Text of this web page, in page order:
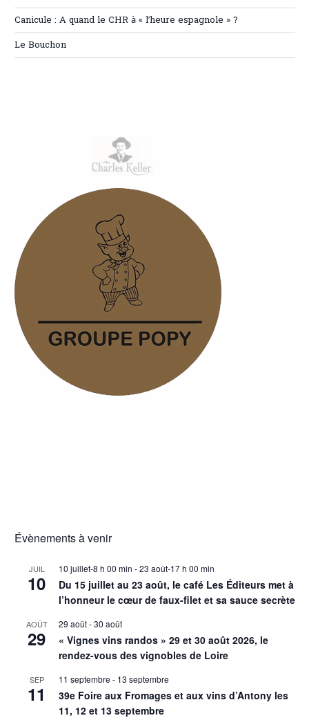
Canicule : A quand le CHR à « l’heure espagnole » ?
Le Bouchon
Évènements à venir
JUIL
10
10 juillet-8 h 00 min -23 août-17 h 00 min
Du 15 juillet au 23 août, le café Les Éditeurs met à
l’honneur le cœur de faux-filet et sa sauce secrète
AOÛT
29
29 août-30 août
« Vignes vins randos » 29 et 30 août 2026, le
rendez-vous des vignobles de Loire
SEP
11
11 septembre - 13 septembre
39e Foire aux Fromages et aux vins d’Antony les
11, 12 et 13 septembre